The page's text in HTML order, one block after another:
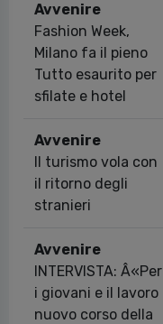
Avvenire
Fashion Week,
Milano fa il pieno
Tutto esaurito per
sfilate e hotel
Avvenire
Il turismo vola con
il ritorno degli
stranieri
Avvenire
INTERVISTA: Â«Per
i giovani e il lavoro
nuovo corso della